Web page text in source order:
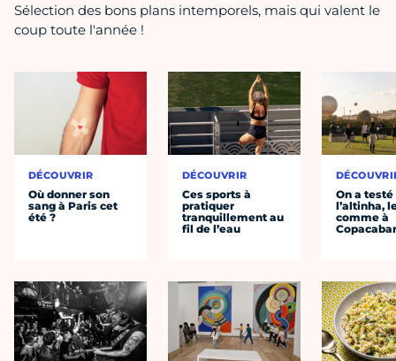
Sélection des bons plans intemporels, mais qui valent le
coup toute l'année !
DÉCOUVRIR
Où donner son
sang à Paris cet
été ?
DÉCOUVRIR
Ces sports à
pratiquer
tranquillement au
fil de l’eau
On a testé
l’altinha,
comme à